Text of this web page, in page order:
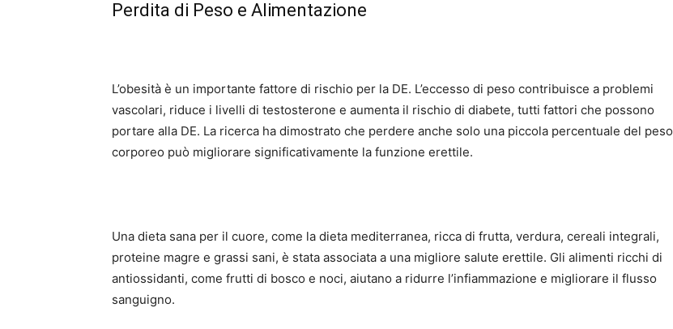
Perdita di Peso e Alimentazione
L’obesità è un importante fattore di rischio per la DE. L’eccesso di peso contribuisce a problemi
vascolari, riduce i livelli di testosterone e aumenta il rischio di diabete, tutti fattori che possono
portare alla DE. La ricerca ha dimostrato che perdere anche solo una piccola percentuale del peso
corporeo può migliorare significativamente la funzione erettile.
Una dieta sana per il cuore, come la dieta mediterranea, ricca di frutta, verdura, cereali integrali,
proteine magre e grassi sani, è stata associata a una migliore salute erettile. Gli alimenti ricchi di
antiossidanti, come frutti di bosco e noci, aiutano a ridurre l’infiammazione e migliorare il flusso
sanguigno.